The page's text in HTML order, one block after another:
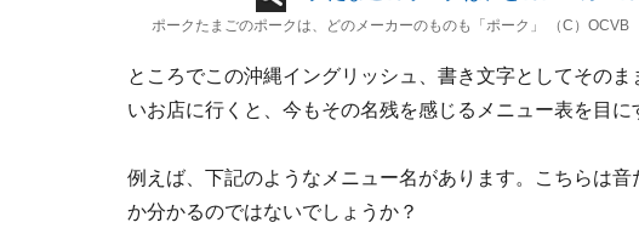
ポークたまごのポークは、どのメーカーのものも「ポーク」 （C）OCVB
ところでこの沖縄イングリッシュ、書き文字としてその
いお店に行くと、今もその名残を感じるメニュー表を目に
例えば、下記のようなメニュー名があります。こちらは
か分かるのではないでしょうか？